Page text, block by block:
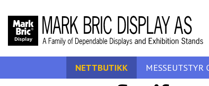
NETTBUTIKK MESSEUTSTYR